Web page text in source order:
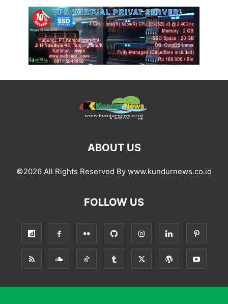
ABOUT US
©2026 All Rights Reserved By www.kundurnews.co.id
FOLLOW US